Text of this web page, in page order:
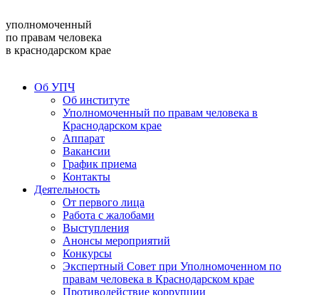
уполномоченный
по правам человека
в краснодарском крае
Об УПЧ
Об институте
Уполномоченный по правам человека в
Краснодарском крае
Аппарат
Вакансии
График приема
Контакты
Деятельность
От первого лица
Работа с жалобами
Выступления
Анонсы мероприятий
Конкурсы
Экспертный Совет при Уполномоченном по
правам человека в Краснодарском крае
Противодействие коррупции